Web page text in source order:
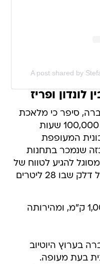
A post shared by
לונדון ופריז
סיפר כי מלאכת
התכנון של האב טיפוס דרשה 100,000 שעות
המעופפת
שנמכר בתחנות
להגיע לטווח של
500 ק"מ, וזאת באמצעות מכל דלק שבו 28 ליטרים
בשלב הבא, הטווח יעלה ל-1,000 ק"מ, ומהירותה
בערוץ היוטיוב
בעת מעופה.